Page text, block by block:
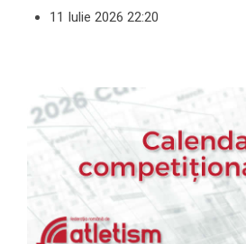
11 Iulie 2026 22:20